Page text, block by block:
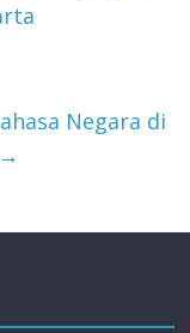
Negara di
→